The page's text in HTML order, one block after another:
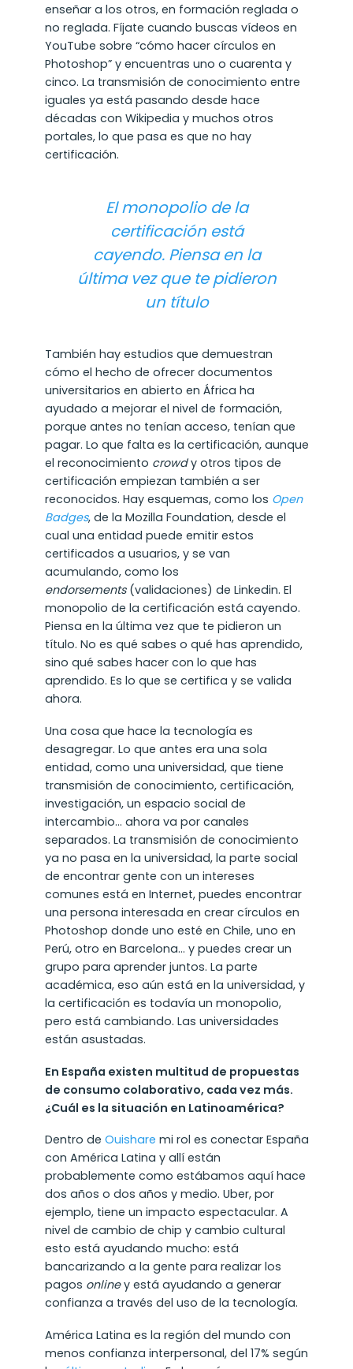
enseñar a los otros, en formación reglada o
no reglada. Fíjate cuando buscas vídeos en
YouTube sobre “cómo hacer círculos en
Photoshop” y encuentras uno o cuarenta y
cinco. La transmisión de conocimiento entre
iguales ya está pasando desde hace
décadas con Wikipedia y muchos otros
portales, lo que pasa es que no hay
certificación.
El monopolio de la
certificación está
cayendo. Piensa en la
última vez que te pidieron
un título
También hay estudios que demuestran
cómo el hecho de ofrecer documentos
universitarios en abierto en África ha
ayudado a mejorar el nivel de formación,
porque antes no tenían acceso, tenían que
pagar. Lo que falta es la certificación, aunque
el reconocimiento crowdy otros tipos de
certificación empiezan también a ser
reconocidos. Hay esquemas, como los Open
Badges, de la Mozilla Foundation, desde el
cual una entidad puede emitir estos
certificados a usuarios, y se van
acumulando, como los
endorsements(validaciones) de Linkedin. El
monopolio de la certificación está cayendo.
Piensa en la última vez que te pidieron un
título. No es qué sabes o qué has aprendido,
sino qué sabes hacer con lo que has
aprendido. Es lo que se certifica y se valida
ahora.
Una cosa que hace la tecnología es
desagregar. Lo que antes era una sola
entidad, como una universidad, que tiene
transmisión de conocimiento, certificación,
investigación, un espacio social de
intercambio… ahora va por canales
separados. La transmisión de conocimiento
ya no pasa en la universidad, la parte social
de encontrar gente con un intereses
comunes está en Internet, puedes encontrar
una persona interesada en crear círculos en
Photoshop donde uno esté en Chile, uno en
Perú, otro en Barcelona… y puedes crear un
grupo para aprender juntos. La parte
académica, eso aún está en la universidad, y
la certificación es todavía un monopolio,
pero está cambiando. Las universidades
están asustadas.
En España existen multitud de propuestas
de consumo colaborativo, cada vez más.
¿Cuál es la situación en Latinoamérica?
Dentro de Ouishare mi rol es conectar España
con América Latina y allí están
probablemente como estábamos aquí hace
dos años o dos años y medio. Uber, por
ejemplo, tiene un impacto espectacular. A
nivel de cambio de chip y cambio cultural
esto está ayudando mucho: está
bancarizando a la gente para realizar los
pagos onliney está ayudando a generar
confianza a través del uso de la tecnología.
América Latina es la región del mundo con
menos confianza interpersonal, del 17% según